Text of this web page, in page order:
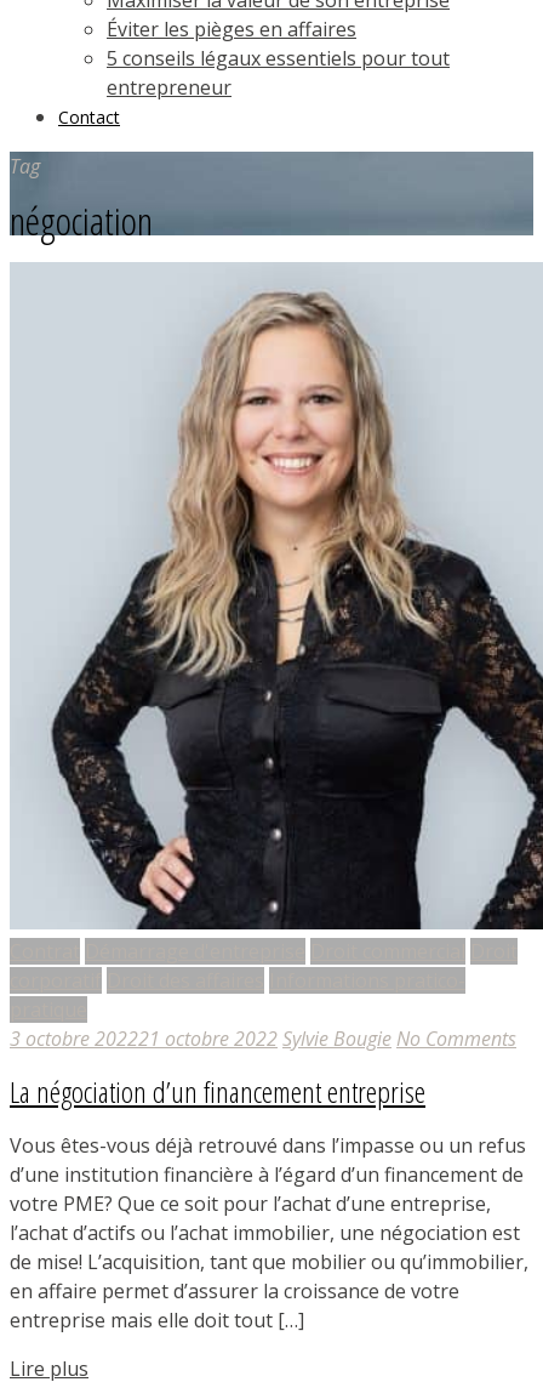
Éviter les pièges en affaires
5 conseils légaux essentiels pour tout
entrepreneur
Contact
Tag
négociation
3 octobre 202221 octobre 2022Sylvie Bougie No Comments
La négociation d’un financement entreprise
Vous êtes-vous déjà retrouvé dans l’impasse ou un refus
d’une institution financière à l’égard d’un financement de
votre PME? Que ce soit pour l’achat d’une entreprise,
l’achat d’actifs ou l’achat immobilier, une négociation est
de mise! L’acquisition, tant que mobilier ou qu’immobilier,
en affaire permet d’assurer la croissance de votre
entreprise mais elle doit tout […]
Lire plus